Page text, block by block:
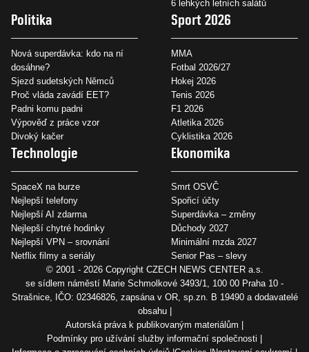
6 lehkých letních salátů
Politika
Nová superdávka: kdo na ní
dosáhne?
Sjezd sudetských Němců
Proč vláda zavádí EET?
Padni komu padni
Výpověď z práce vzor
Divoký kačer
Sport 2026
MMA
Fotbal 2026/27
Hokej 2026
Tenis 2026
F1 2026
Atletika 2026
Cyklistika 2026
Technologie
SpaceX na burze
Nejlepší telefony
Nejlepší AI zdarma
Nejlepší chytré hodinky
Nejlepší VPN – srovnání
Netflix filmy a seriály
Ekonomika
Smrt OSVČ
Spořicí účty
Superdávka – změny
Důchody 2027
Minimální mzda 2027
Senior Pas – slevy
© 2001 - 2026 Copyright CZECH NEWS CENTER a.s.
se sídlem náměstí Marie Schmolkové 3493/1, 100 00 Praha 10 -
Strašnice, IČO: 02346826, zapsána v OR, sp.zn. B 19490 a dodavatelé
obsahu
Autorská práva k publikovaným materiálům
Podmínky pro užívání služby informační společnosti